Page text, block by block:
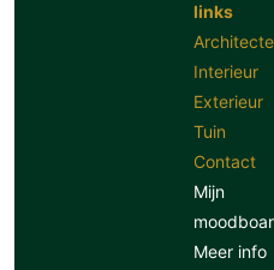
links
Interieur
Exterieur
Tuin
Contact
Mijn
Meer info